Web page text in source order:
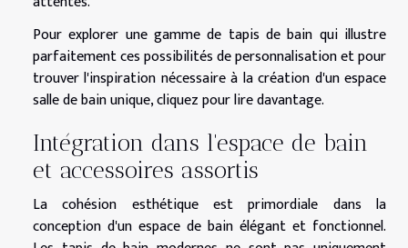
Pour explorer une gamme de tapis de bain qui illustre
parfaitement ces possibilités de personnalisation et pour
trouver l'inspiration nécessaire à la création d'un espace
salle de bain unique,cliquez pour lire davantage.
Intégration dans l'espace de bain
et accessoires assortis
La cohésion esthétique est primordiale dans la
conception d'un espace de bain élégant et fonctionnel.